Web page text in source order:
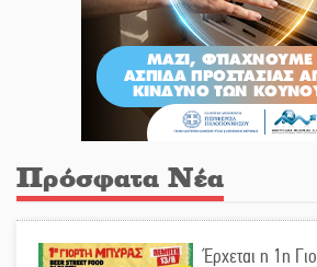
Πρόσφατα Νέα
Έρχεται η 1η